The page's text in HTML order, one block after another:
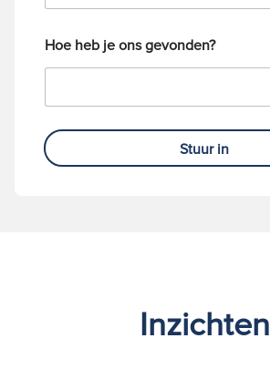
Hoe heb je ons gevonden?
Stuur in
Inzichten